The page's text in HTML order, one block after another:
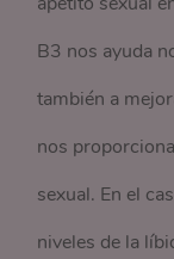
B3 nos ayuda
también a
nos
sexual. En el
niveles de la